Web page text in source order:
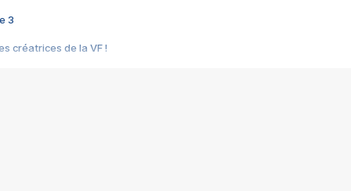
3
créatrices de la VF !